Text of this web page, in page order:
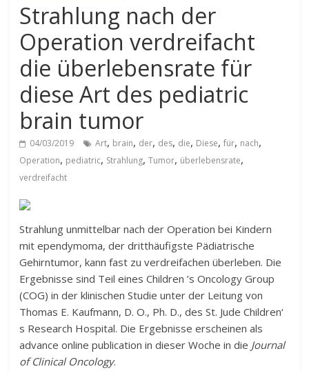
Strahlung nach der
Operation verdreifacht
die überlebensrate für
diese Art des pediatric
brain tumor
04/03/2019 Art, brain, der, des, die, Diese,für, nach,
Operation, pediatric, Strahlung,Tumor, überlebensrate,
verdreifacht
Strahlung unmittelbar nach der Operation bei Kindern
mit ependymoma, der dritthäufigste Pädiatrische
Gehirntumor, kann fast zu verdreifachen überleben. Die
Ergebnisse sind Teil eines Children ’s Oncology Group
(COG) in der klinischen Studie unter der Leitung von
Thomas E. Kaufmann, D. O., Ph. D., des St. Jude Children‘
s Research Hospital. Die Ergebnisse erscheinen als
advance online publication in dieser Woche in die Journal
of Clinical Oncology.